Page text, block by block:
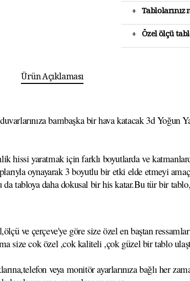
+ Tablolarınız
+ Özel ölçü
Ürün Açıklaması
bambaşka bir hava katacak 3d Yoğun
hissi yaratmak için farklı boyutlarda ve
oynayarak 3 boyutlu bir etki elde etmeyi
tabloya daha dokusal bir his katar.Bu tür bir
ve çerçeve'ye göre size özel en baştan
size cok özel ,cok kaliteli ,çok güzel bir tablo
veya monitör ayarlarınıza bağlı her